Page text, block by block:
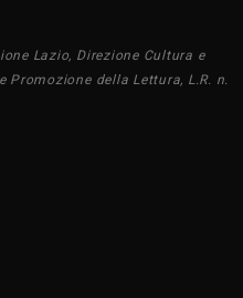
Lazio, Direzione Cultura e
Promozione della Lettura, L.R. n.